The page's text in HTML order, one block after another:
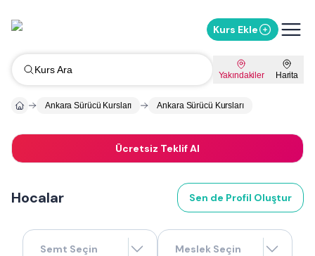
Kurs Ekle
Kurs Ara Yakındakiler Harita
Ankara Sürücü Kursları Ankara Sürücü Kursları
Ücretsiz Teklif Al
Hocalar Sen de Profil Oluştur
Semt Seçin Meslek Seçin